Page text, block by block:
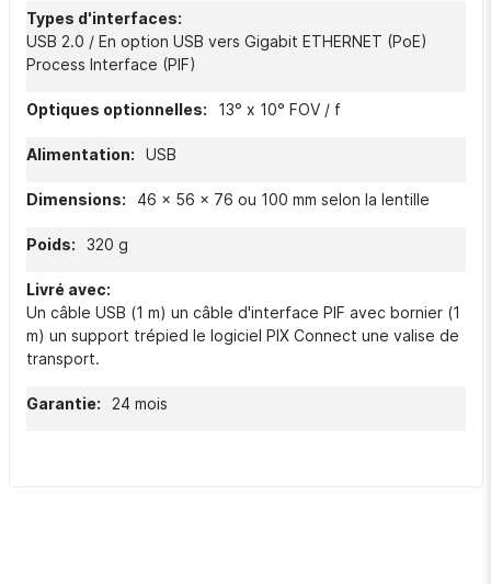
USB 2.0 / En option USB vers Gigabit ETHERNET (PoE)
Process Interface (PIF)
13° x 10° FOV / f
USB
46 x 56 x 76 ou 100 mm selon la lentille
320 g
Un câble USB (1 m) un câble d'interface PIF avec bornier (1
m) un support trépied le logiciel PIX Connect une valise de
transport.
24 mois